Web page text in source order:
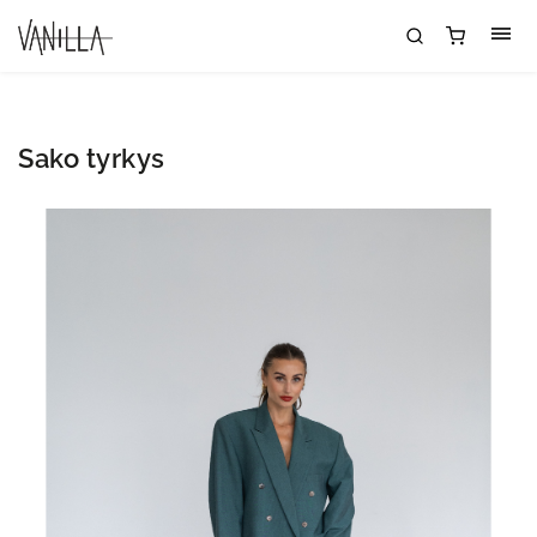
Sako tyrkys